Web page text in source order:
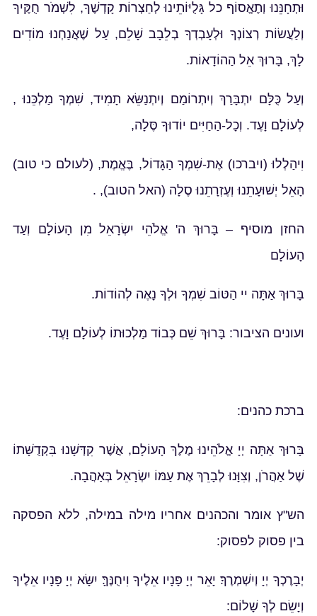
וּתְחָנֵּנוּ וְתֶאֱסוֹף כל גָּלֻיּוֹתֵינוּ לְחַצְרוֹת קָדְשֶׁךָ, לִשְׁמֹר חֻקֶּיךָ
וְלַעֲשׂוֹת רְצוֹנְךָ וּלְעָבְדְךָ בְלֵבָב שָׁלֵם, עַל שֶׁאֲנַחְנוּ מוֹדִים
לָךְ, בָּרוּךְ אֵל הַהוֹדָאוֹת.
וְעַל כֻּלָּם יִתְבָּרַךְ וְיִתְרוֹמַם וְיִתְנַשֵּׂא תָמִיד, שִׁמְךָ מַלְכֵּנוּ ,
לְעוֹלָם וָעֶד. וְכָל-הַחַיִּים יוֹדוּךָ סֶּלָה,
וִיהַלְלוּ (ויברכו) אֶת-שִׁמְךָ הַגָּדוֹל, בֶּאֱמֶת, (לעולם כי טוב)
הָאֵל יְשׁוּעָתֵנוּ וְעֶזְרָתֵנוּ סֶלָה (האל הטוב), .
החזן מוסיף – בָּרוּךְ ה' אֱלֹהֵי יִשְׂרָאֵל מִן הָעוֹלָם וְעַד
הָעוֹלָם
בָּרוּךְ אַתָּה יי הַטּוֹב שִׁמְךָ וּלְךָ נָאֶה לְהוֹדוֹת.
ועונים הציבור: בָּרוּךְ שֵׁם כְּבוֹד מַלְכוּתוֹ לְעוֹלָם וָעֶד.
ברכת כהנים:
בָּרוּךְ אַתָּה יְיָ אֱלֹהֵינוּ מֶלֶךְ הָעוֹלָם, אֲשֶׁר קִדְּשָׁנוּ בִּקְדֻשָּׁתוֹ
שֶׁל אַהֲרֹן, וְצִוָּנוּ לְבָרֵךְ אֶת עַמּוֹ יִשְׂרָאֵל בְּאַהֲבָה.
הש"ץ אומר והכהנים אחריו מילה במילה, ללא הפסקה
בין פסוק לפסוק:
יְבָרֶכְךָ יְיָ וְיִשְׁמְרֶךָ׃ יָאֵר יְיָ פָּנָיו אֵלֶיךָ וִיחֻנֶּךָּ׃ יִשָּׂא יְיָ פָּנָיו אֵלֶיךָ
וְיָשֵׂם לְךָ שָׁלוֹם: